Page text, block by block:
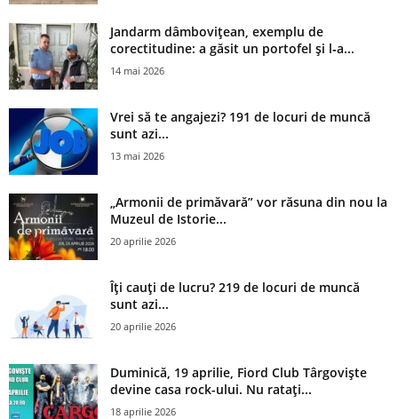
Jandarm dâmbovițean, exemplu de
corectitudine: a găsit un portofel și l‑a...
14 mai 2026
Vrei să te angajezi? 191 de locuri de muncă
sunt azi...
13 mai 2026
„Armonii de primăvară” vor răsuna din nou la
Muzeul de Istorie...
20 aprilie 2026
Îți cauți de lucru? 219 de locuri de muncă
sunt azi...
20 aprilie 2026
Duminică, 19 aprilie, Fiord Club Târgoviște
devine casa rock-ului. Nu ratați...
18 aprilie 2026